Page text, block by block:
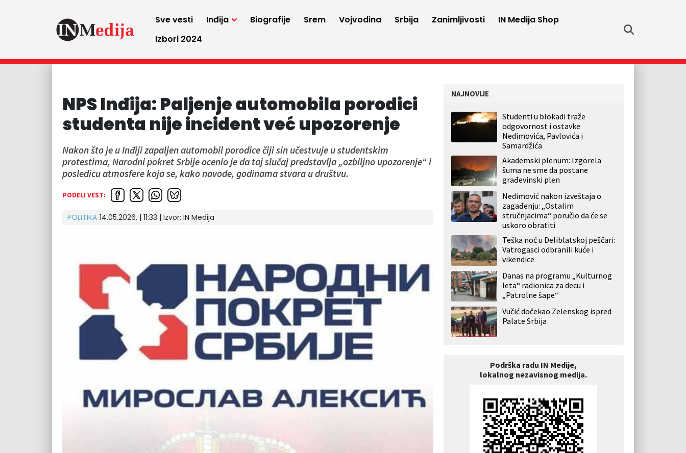
Sve vesti Inđija Biografije Srem Vojvodina Srbija Zanimljivosti
IN Medija Shop
Izbori 2024
NPS Inđija: Paljenje automobila porodici
studenta nije incident već upozorenje
Nakon što je u Inđiji zapaljen automobil porodice čiji sin učestvuje u studentskim
protestima, Narodni pokret Srbije ocenio je da taj slučaj predstavlja „ozbiljno upozorenje“ i
posledicu atmosfere koja se, kako navode, godinama stvara u društvu.
PODELI VEST:
POLITIKA 14.05.2026. | 11:33 | Izvor: IN Medija
NAJNOVIJE
Studenti u blokadi traže
odgovornost i ostavke
Nedimovića, Pavlovića i
Samardžića
Akademski plenum: Izgorela
šuma ne sme da postane
građevinski plen
Nedimović nakon izveštaja o
zagađenju: „Ostalim
stručnjacima“ poručio da će se
uskoro obratiti
Teška noć u Deliblatskoj peščari:
Vatrogasci odbranili kuće i
vikendice
Danas na programu „Kulturnog
leta“ radionica za decu i
„Patrolne šape“
Vučić dočekao Zelenskog ispred
Palate Srbija
Podrška radu IN Medije,
lokalnog nezavisnog medija.